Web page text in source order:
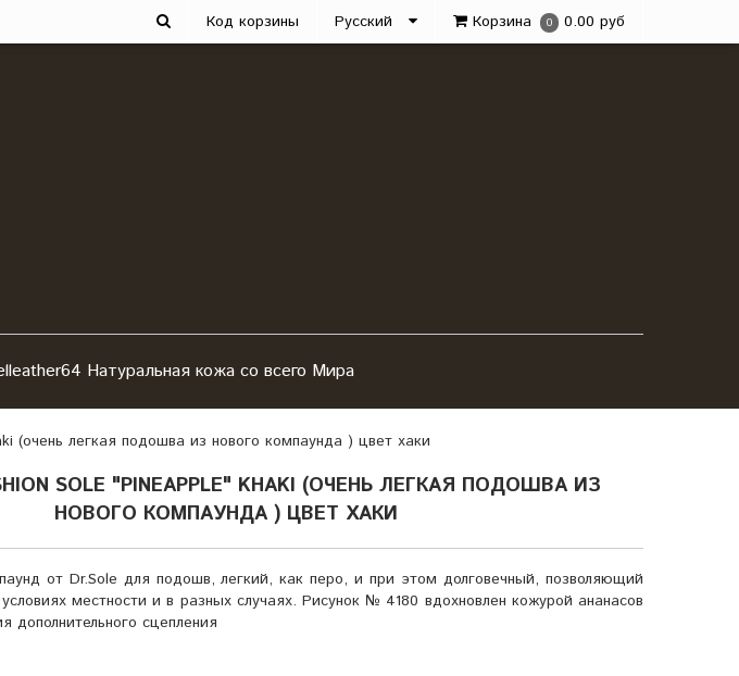
Корзина 0 0.00 руб
Русский
Код корзины
Натуральная кожа со всего Мира
(очень легкая подошва из нового компаунда ) цвет хаки
SOLE "PINEAPPLE" KHAKI (ОЧЕНЬ ЛЕГКАЯ ПОДОШВА ИЗ
НОВОГО КОМПАУНДА ) ЦВЕТ ХАКИ
от Dr.Sole для подошв, легкий, как перо, и при этом долговечный, позволяющий
местности и в разных случаях. Рисунок № 4180 вдохновлен кожурой ананасов
дополнительного сцепления